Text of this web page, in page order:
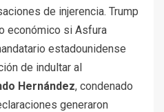
de injerencia. Trump
económico si Asfura
estadounidense
de indultar al
Hernández, condenado
generaron